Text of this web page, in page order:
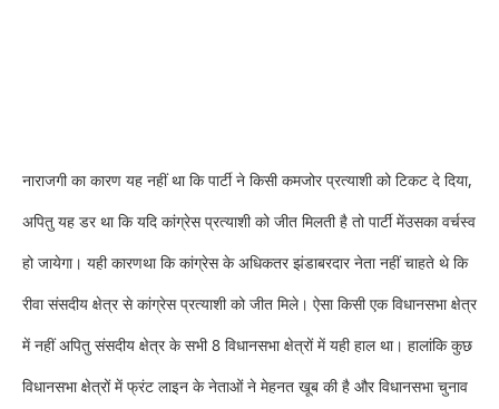
नाराजगी का कारण यह नहीं था कि पार्टी ने किसी कमजोर प्रत्याशी को टिकट दे दिया,
अपितु यह डर था कि यदि कांग्रेस प्रत्याशी को जीत मिलती है तो पार्टी मेंउसका वर्चस्व
हो जायेगा। यही कारणथा कि कांग्रेस के अधिकतर झंडाबरदार नेता नहीं चाहते थे कि
रीवा संसदीय क्षेत्र से कांग्रेस प्रत्याशी को जीत मिले। ऐसा किसी एक विधानसभा क्षेत्र
में नहीं अपितु संसदीय क्षेत्र के सभी 8 विधानसभा क्षेत्रों में यही हाल था। हालांकि कुछ
विधानसभा क्षेत्रों में फ्रंट लाइन के नेताओं ने मेहनत खूब की है और विधानसभा चुनाव